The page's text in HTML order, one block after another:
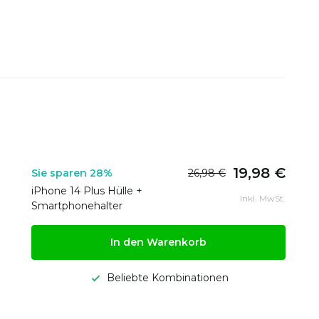
Sie sparen 28% 26,98 € 19,98 €
iPhone 14 Plus Hülle +
Smartphonehalter
Inkl. MwSt.
In den Warenkorb
Beliebte Kombinationen